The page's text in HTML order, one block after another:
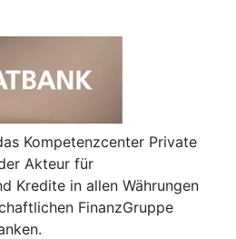
Kompetenzcenter Private
Akteur für
Kredite in allen Währungen
FinanzGruppe